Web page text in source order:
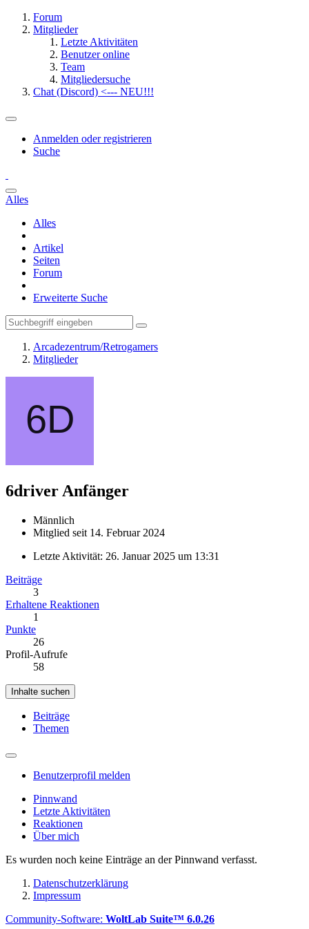
Forum
Mitglieder
Letzte Aktivitäten
Benutzer online
Team
Mitgliedersuche
Chat (Discord) <--- NEU!!!
Anmelden oder registrieren
Suche
Alles
Alles
Artikel
Seiten
Forum
Erweiterte Suche
Arcadezentrum/Retrogamers
Mitglieder
6driver Anfänger
Männlich
Mitglied seit 14. Februar 2024
Letzte Aktivität: 26. Januar 2025 um 13:31
Beiträge
3
Erhaltene Reaktionen
1
Punkte
26
Profil-Aufrufe
58
Inhalte suchen
Beiträge
Themen
Benutzerprofil melden
Pinnwand
Letzte Aktivitäten
Reaktionen
Über mich
Es wurden noch keine Einträge an der Pinnwand verfasst.
Datenschutzerklärung
Impressum
Community-Software: WoltLab Suite™ 6.0.26